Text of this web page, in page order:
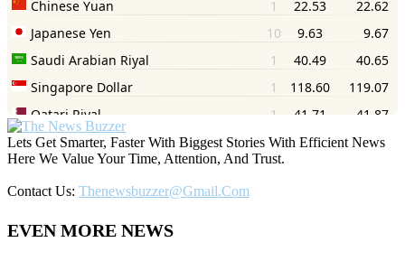
Lets Get Smarter, Faster With Biggest Stories With Efficient News
Here We Value Your Time, Attention, And Trust.
Contact Us: Thenewsbuzzer@gmail.com
EVEN MORE NEWS